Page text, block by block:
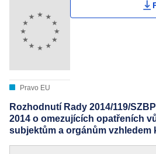
Pravo EU
Rozhodnutí Rady 2014/119/
2014 o omezujících opatřeních
subjektům a orgánům vzhledem